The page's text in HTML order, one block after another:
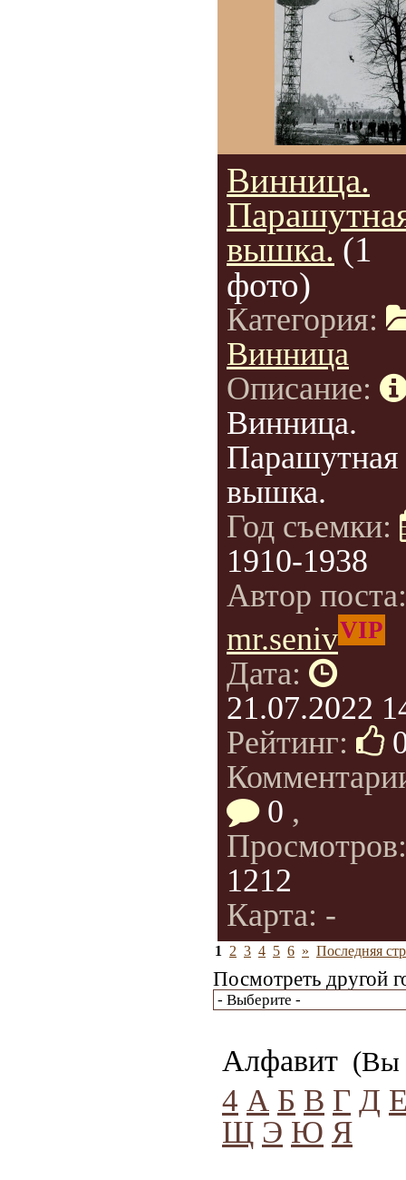
Винница.
вышка. (1
фото)
Категория:
Винница
Описание:
Винница.
Парашутная
вышка.
Год съемки:
1910-1938
Автор
mr.senivVIP
Дата:
21.07.2022
Рейтинг:
0 ,
1212
Карта: -
1 2 3 4 5 6 » Последняя
Посмотреть другой
Алфавит (Вы
4 А Б В Г Д
Щ Э Ю Я